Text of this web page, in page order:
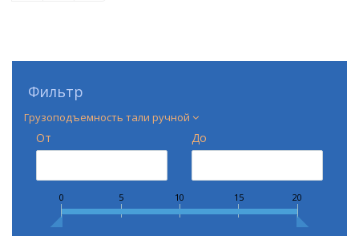
Фильтр
Грузоподъемность тали ручной
От До
0 5 10 15 20